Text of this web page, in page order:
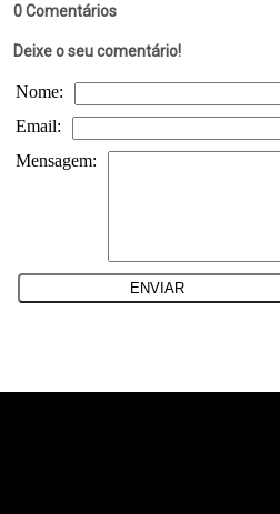
0 Comentários
Deixe o seu comentário!
Nome:
Email:
Mensagem: